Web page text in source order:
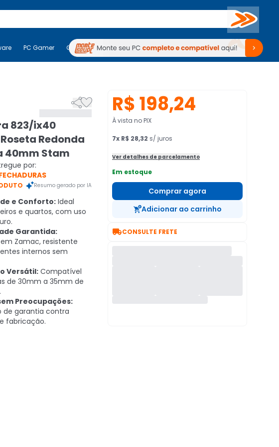
Buscar
Hardware PC Gamer Computadores Periféricos TV Venda no KaBuM!
PC Gamer Computadores Periféricos TV Venda no KaBuM!

823/ix40
Redonda
40mm Stam
por:
Resumo gerado por IA
e Conforto:Ideal
e quartos, com uso
Garantida:
Zamac, resistente
internos sem
Versátil: Compatível
de 30mm a 35mm de
Preocupações:
de garantia contra
fabricação.
R$ 198,24
À vista no PIX
7x R$ 28,32 s/ juros
Ver detalhes de parcelamento
Em estoque
Comprar agora
Adicionar ao carrinho
CONSULTE FRETE